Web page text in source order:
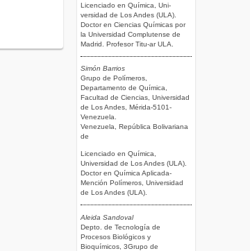
Licenciado en Química, Uni-
versidad de Los Andes (ULA).
Doctor en Ciencias Químicas por
la Universidad Complutense de
Madrid. Profesor Titu-ar ULA.
Simón Barrios
Grupo de Polímeros,
Departamento de Química,
Facultad de Ciencias, Universidad
de Los Andes, Mérida-5101-
Venezuela.
Venezuela, República Bolivariana
de
Licenciado en Química,
Universidad de Los Andes (ULA).
Doctor en Química Aplicada-
Mención Polímeros, Universidad
de Los Andes (ULA).
Aleida Sandoval
Depto. de Tecnología de
Procesos Biológicos y
Bioquímicos, 3Grupo de